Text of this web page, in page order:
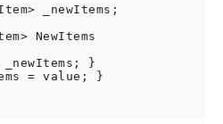
_newItems;
NewItems
_newItems; }
= value; }